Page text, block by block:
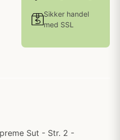
Sikker handel
med SSL
Sut - Str. 2 -